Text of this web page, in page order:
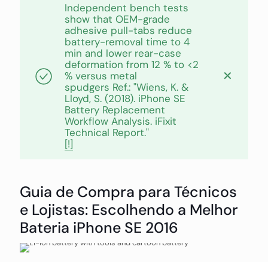
Independent bench tests
show that OEM-grade
adhesive pull-tabs reduce
battery-removal time to 4
min and lower rear-case
deformation from 12 % to <2
% versus metal
spudgers Ref.: "Wiens, K. &
Lloyd, S. (2018). iPhone SE
Battery Replacement
Workflow Analysis. iFixit
Technical Report."
[!]
✕
Guia de Compra para Técnicos
e Lojistas: Escolhendo a Melhor
Bateria iPhone SE 2016